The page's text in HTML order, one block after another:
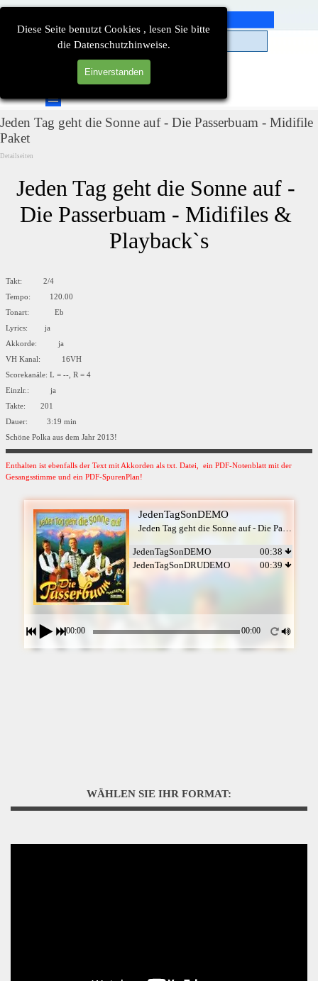
Diese Seite benutzt Cookies , lesen Sie bitte
die Datenschutzhinweise.
Einverstanden
Direkt zum Seiteninhalt
Menü überspringen
Jeden Tag geht die Sonne auf - Die Passerbuam - Midifile
Paket
Detailseiten
Jeden Tag geht die Sonne auf -
Die Passerbuam - Midifiles &
Playback`s
Takt: 2/4
Tempo: 120.00
Tonart: Eb
Lyrics: ja
Akkorde: ja
VH Kanal: 16VH
Scorekanäle: L = --, R = 4
Einzlr.: ja
Takte: 201
Dauer: 3:19 min
Schöne Polka aus dem Jahr 2013!
Enthalten ist ebenfalls der Text mit Akkorden als txt. Datei, ein PDF-Notenblatt mit der
Gesangsstimme und ein PDF-SpurenPlan!
JedenTagSonDEMO
JedenTagSonDEMO
00:38
JedenTagSonDRUDEMO
00:39
00:00 00:00
WÄHLEN SIE IHR FORMAT: